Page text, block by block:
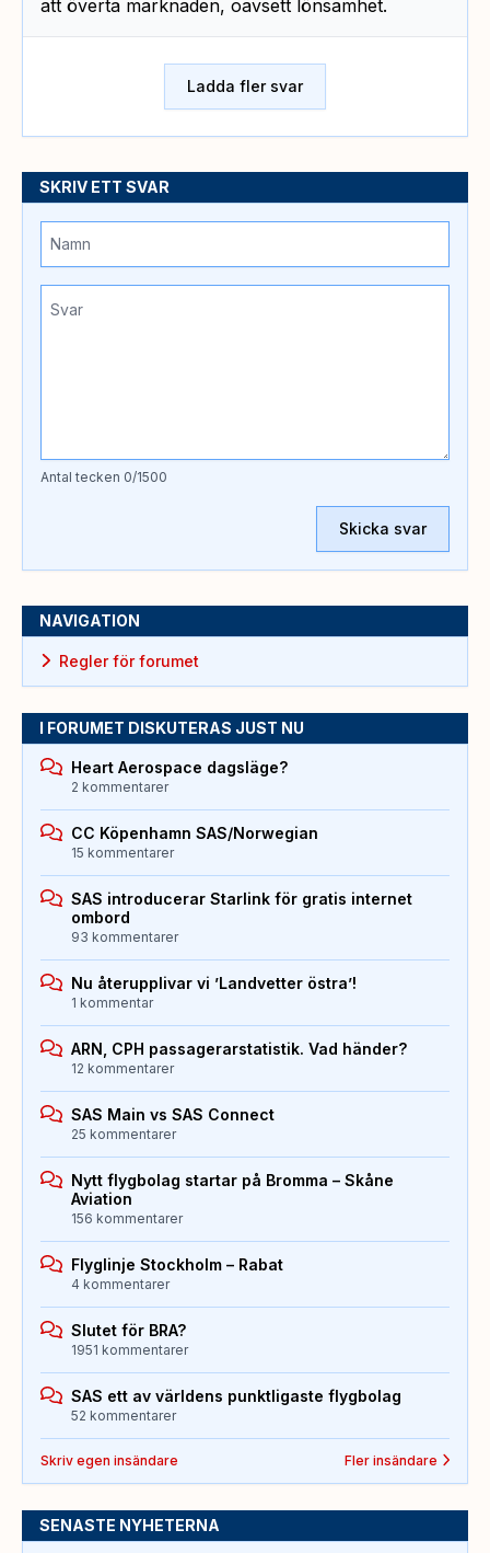
att överta marknaden, oavsett lönsamhet.
Ladda fler svar
SKRIV ETT SVAR
Antal tecken 0/1500
Skicka svar
NAVIGATION
Regler för forumet
I FORUMET DISKUTERAS JUST NU
Heart Aerospace dagsläge?
2 kommentarer
CC Köpenhamn SAS/Norwegian
15 kommentarer
SAS introducerar Starlink för gratis internet
ombord
93 kommentarer
Nu återupplivar vi ’Landvetter östra’!
1 kommentar
ARN, CPH passagerarstatistik. Vad händer?
12 kommentarer
SAS Main vs SAS Connect
25 kommentarer
Nytt flygbolag startar på Bromma – Skåne
Aviation
156 kommentarer
Flyglinje Stockholm – Rabat
4 kommentarer
Slutet för BRA?
1951 kommentarer
SAS ett av världens punktligaste flygbolag
52 kommentarer
Skriv egen insändare Fler insändare
SENASTE NYHETERNA